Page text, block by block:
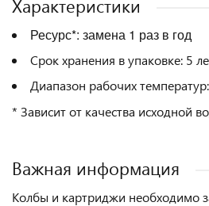
Характеристики
Ресурс*: замена 1 раз в год
Срок хранения в упаковке: 5
Диапазон рабочих
* Зависит от качества исходной
Важная информация
Колбы и картриджи необходимо